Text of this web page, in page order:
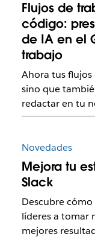
Flujos de
código:
de IA en el
trabajo
Ahora tus
sino que
redactar en tu
Novedades
Mejora tu
Slack
Descubre cómo
líderes a tomar
mejores